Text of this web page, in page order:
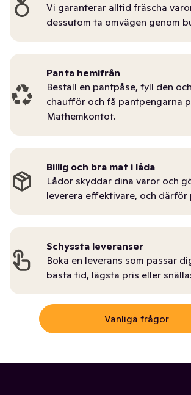
Vi garanterar alltid fräscha
dessutom ta omvägen genom
Panta hemifrån
Beställ en pantpåse, fyll den
chaufför och få pantpengarna
Mathemkontot.
Billig och bra mat i låda
Lådor skyddar dina varor och
leverera effektivare, och därför
Schyssta leveranser
Boka en leverans som passar
bästa tid, lägsta pris eller
Vanliga frågor